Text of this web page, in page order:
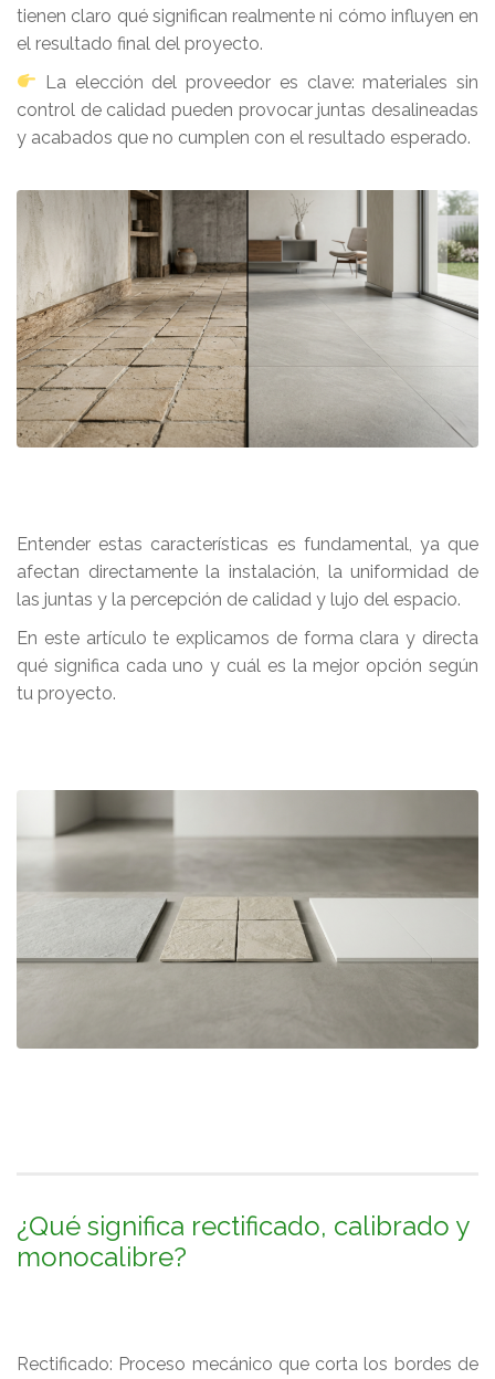
tienen claro qué significan realmente ni cómo influyen en
el resultado final del proyecto.
La elección del proveedor es clave: materiales sin
control de calidad pueden provocar juntas desalineadas
y acabados que no cumplen con el resultado esperado.
Entender estas características es fundamental, ya que
afectan directamente la instalación, la uniformidad de
las juntas y la percepción de calidad y lujo del espacio.
En este artículo te explicamos de forma clara y directa
qué significa cada uno y cuál es la mejor opción según
tu proyecto.
¿Qué significa rectificado, calibrado y
monocalibre?
Rectificado: Proceso mecánico que corta los bordes de